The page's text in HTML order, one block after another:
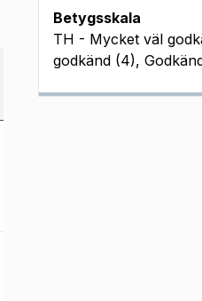
Betygsskala
TH - Mycket väl
godkänd (4),